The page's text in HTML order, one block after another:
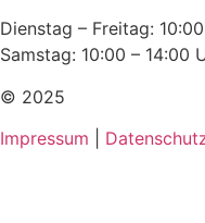
Dienstag – Freitag:
Samstag: 10:00 – 14:00
© 2025
Impressum